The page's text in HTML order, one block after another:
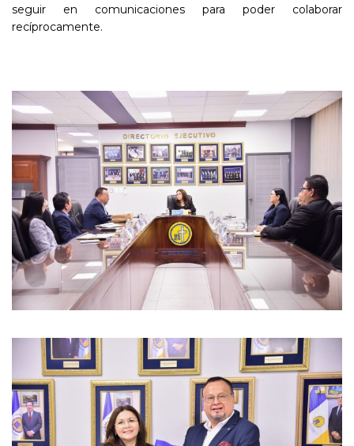
seguir en comunicaciones para poder colaborar
recíprocamente.